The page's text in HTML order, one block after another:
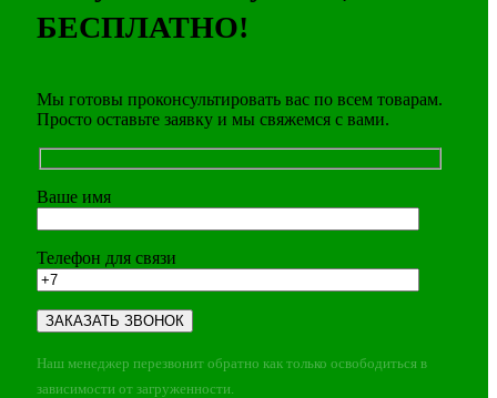
БЕСПЛАТНО!
Мы готовы проконсультировать вас по всем товарам.
Просто оставьте заявку и мы свяжемся с вами.
Ваше имя
Телефон для связи
Наш менеджер перезвонит обратно как только освободиться в
зависимости от загруженности.